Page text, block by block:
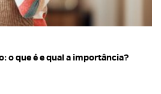
o que é e qual a importância?